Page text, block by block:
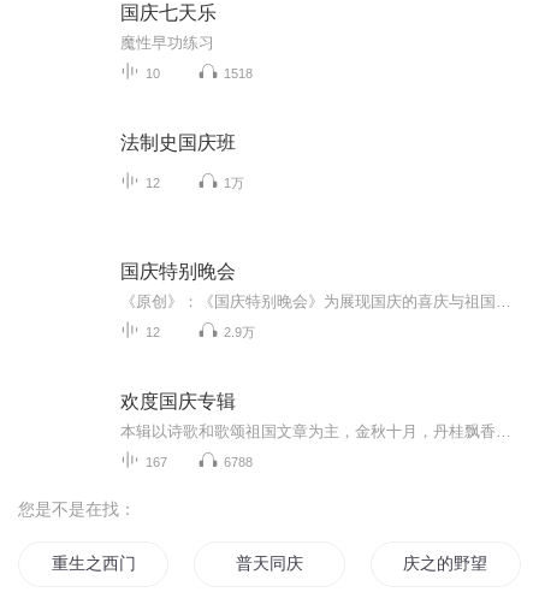
国庆七天乐
魔性早功练习
10 1518
法制史国庆班
12 1万
国庆特别晚会
12 2.9万
欢度国庆专辑
167 6788
您是不是在找：
重生之西门庆 普天同庆 庆之的野望